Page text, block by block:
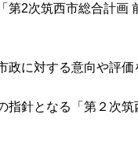
2次筑西市総合計画
に対する意向や評価
針となる「第２次